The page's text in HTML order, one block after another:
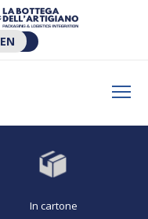
EN
In cartone